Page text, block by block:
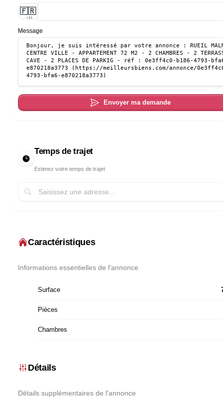
🇫🇷
+33
Message
Envoyer ma demande
Temps de trajet
Estimez votre temps de trajet
Caractéristiques
Informations essentielles de l'annonce
Surface
Pièces
Chambres
Détails
Détails supplémentaires de l'annonce